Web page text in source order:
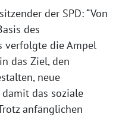
der SPD: “Von
des
verfolgte die Ampel
das Ziel, den
neue
das soziale
anfänglichen